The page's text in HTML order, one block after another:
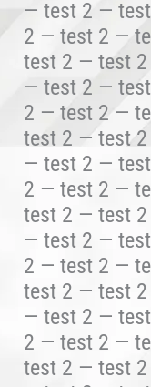
— test 2 —
2 — test 2 —
test 2 — test
— test 2 —
2 — test 2 —
test 2 — test
— test 2 —
2 — test 2 —
test 2 — test
— test 2 —
2 — test 2 —
test 2 — test
— test 2 —
2 — test 2 —
test 2 — test